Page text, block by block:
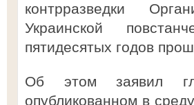
контрразведки
Украинской
пятидесятых годов
Об этом заявил
опубликованном в